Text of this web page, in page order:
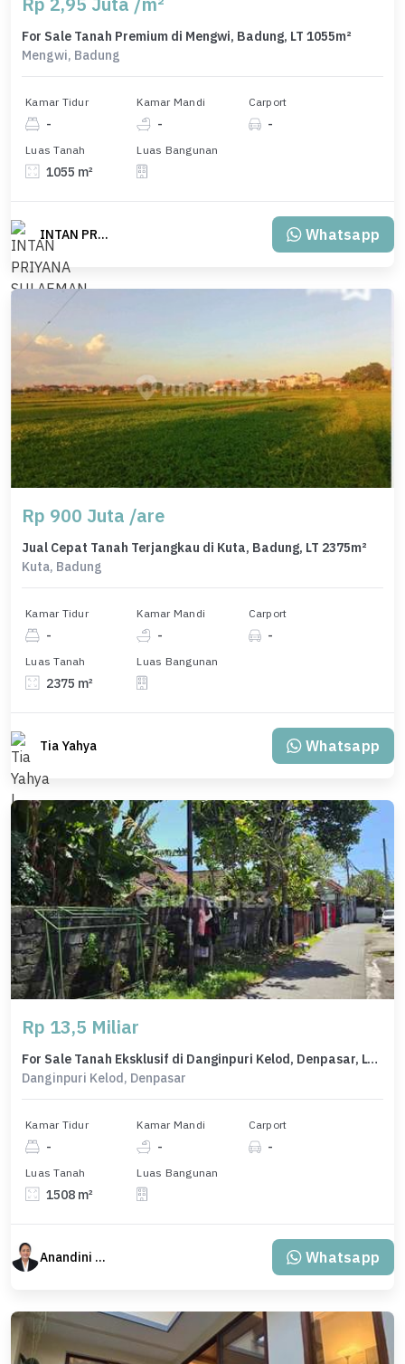
For Sale Tanah Premium di Mengwi, Badung, LT 1055m²
Mengwi, Badung
Kamar Tidur
-
Kamar Mandi
-
Carport
-
Luas Tanah
1055 m²
Luas Bangunan
INTAN PRIYANA SULAEMAN Whatsapp
Rp 900 Juta /are
Jual Cepat Tanah Terjangkau di Kuta, Badung, LT 2375m²
Kuta, Badung
Kamar Tidur
-
Kamar Mandi
-
Carport
-
Luas Tanah
2375 m²
Luas Bangunan
Tia Yahya Whatsapp
Rp 13,5 Miliar
For Sale Tanah Eksklusif di Danginpuri Kelod, Denpasar, LT 1508m²
Danginpuri Kelod, Denpasar
Kamar Tidur
-
Kamar Mandi
-
Carport
-
Luas Tanah
1508 m²
Luas Bangunan
Anandini Property Whatsapp